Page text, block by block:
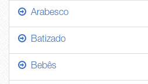
Arabesco
Batizado
Bebês